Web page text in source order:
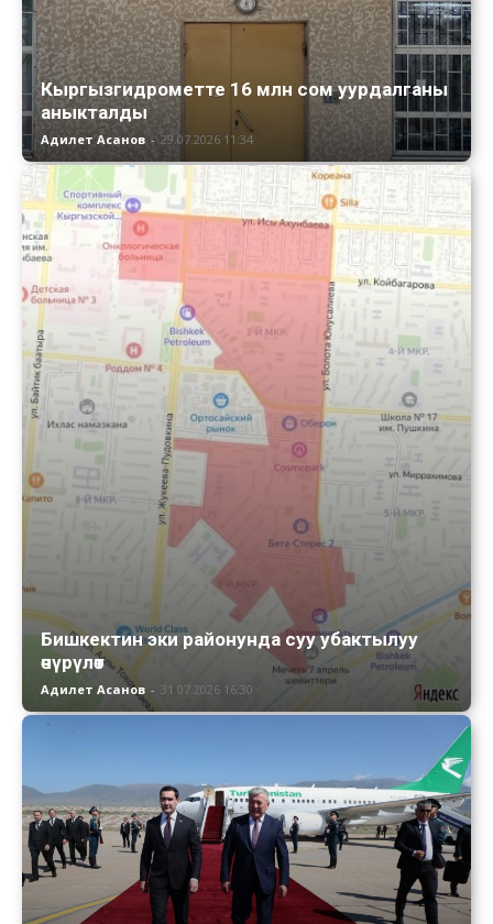
Кыргызгидрометте 16 млн сом уурдалганы
аныкталды
Адилет Асанов - 29.07.2026 11:34
Бишкектин эки районунда суу убактылуу
өчүрүлөт
Адилет Асанов - 31.07.2026 16:30